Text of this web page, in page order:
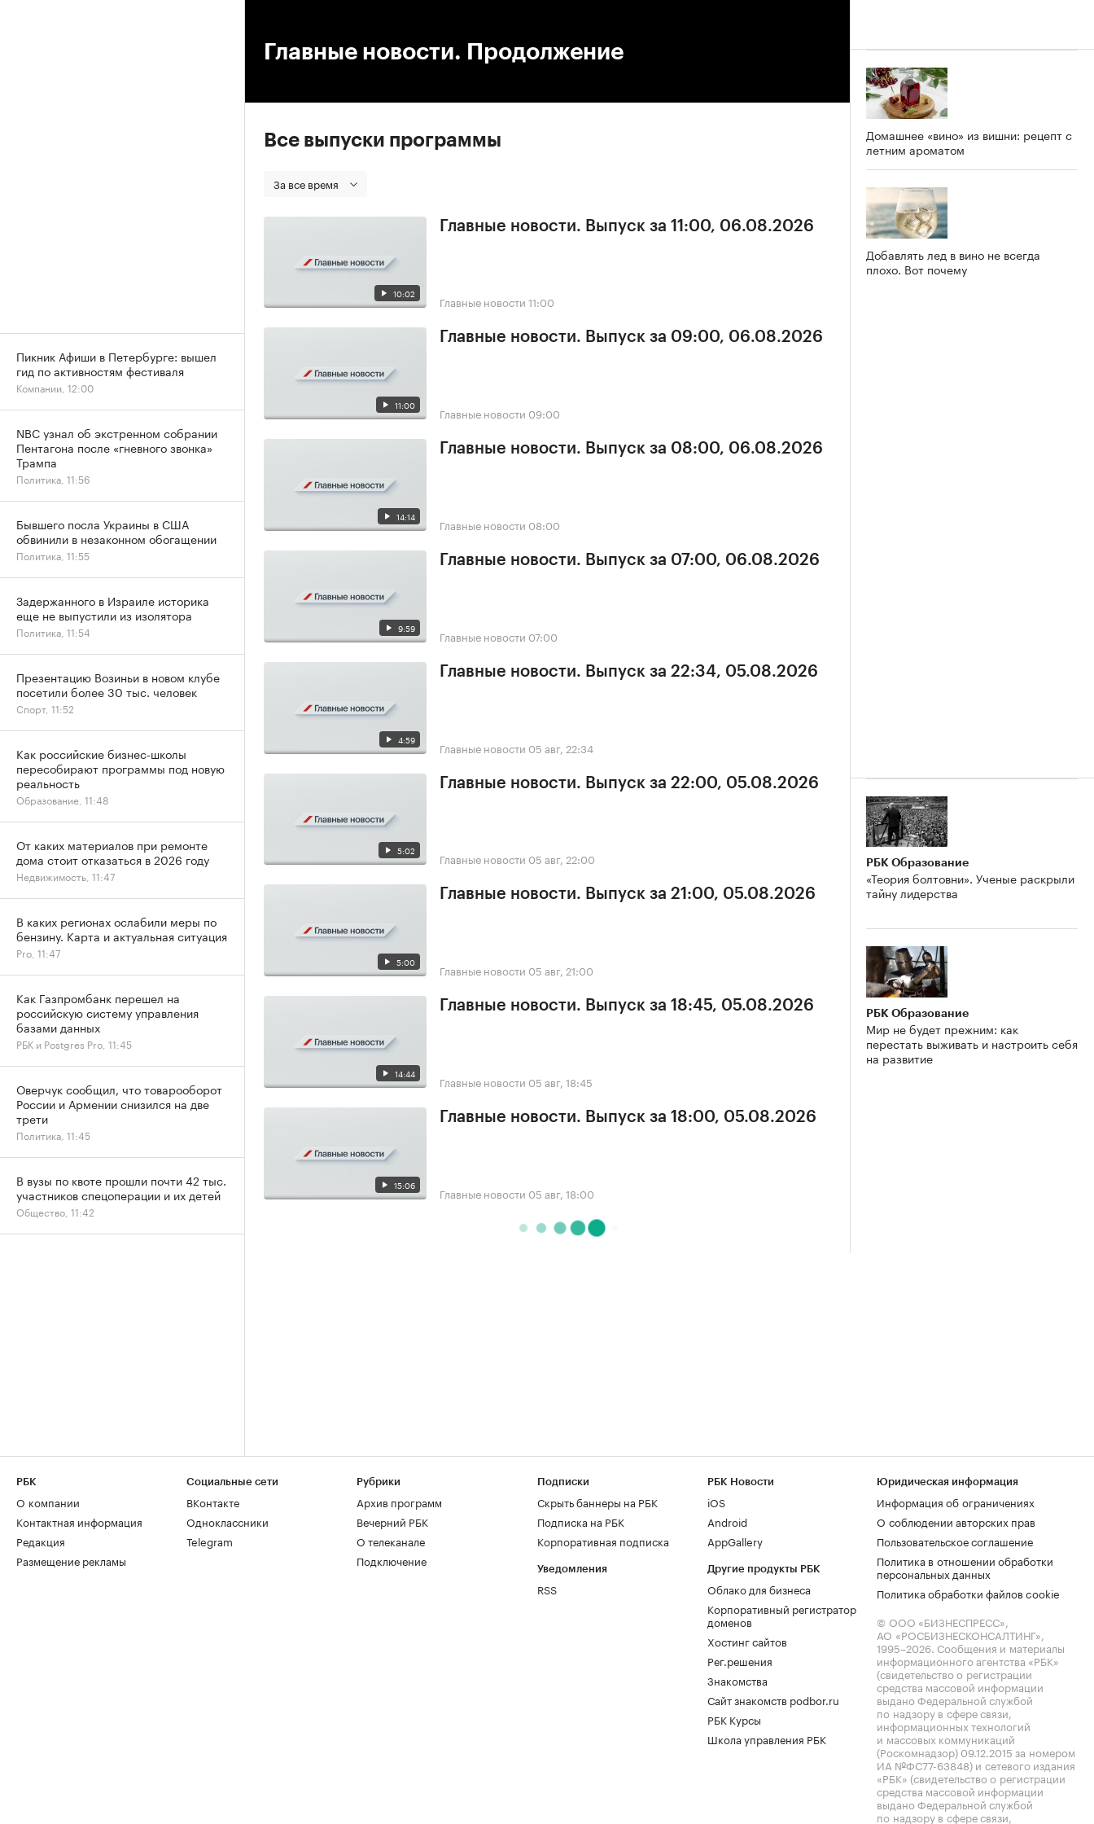
Главные новости. Продолжение
Все выпуски программы
За все время
10:02
Главные новости. Выпуск за 11:00, 06.08.2026
Главные новости 11:00
11:00
Главные новости. Выпуск за 09:00, 06.08.2026
Главные новости 09:00
14:14
Главные новости. Выпуск за 08:00, 06.08.2026
Главные новости 08:00
9:59
Главные новости. Выпуск за 07:00, 06.08.2026
Главные новости 07:00
4:59
Главные новости. Выпуск за 22:34, 05.08.2026
Главные новости 05 авг, 22:34
5:02
Главные новости. Выпуск за 22:00, 05.08.2026
Главные новости 05 авг, 22:00
5:00
Главные новости. Выпуск за 21:00, 05.08.2026
Главные новости 05 авг, 21:00
14:44
Главные новости. Выпуск за 18:45, 05.08.2026
Главные новости 05 авг, 18:45
15:06
Главные новости. Выпуск за 18:00, 05.08.2026
Главные новости 05 авг, 18:00
Домашнее «вино» из вишни: рецепт с
летним ароматом
Добавлять лед в вино не всегда
плохо. Вот почему
РБК Образование
«Теория болтовни». Ученые раскрыли
тайну лидерства
РБК Образование
Мир не будет прежним: как
перестать выживать и настроить себя
на развитие
Пикник Афиши в Петербурге: вышел
гид по активностям фестиваля
Компании, 12:00
NBC узнал об экстренном собрании
Пентагона после «гневного звонка»
Трампа
Политика, 11:56
Бывшего посла Украины в США
обвинили в незаконном обогащении
Политика, 11:55
Задержанного в Израиле историка
еще не выпустили из изолятора
Политика, 11:54
Презентацию Возиньи в новом клубе
посетили более 30 тыс. человек
Спорт, 11:52
Как российские бизнес-школы
пересобирают программы под новую
реальность
Образование, 11:48
От каких материалов при ремонте
дома стоит отказаться в 2026 году
Недвижимость, 11:47
В каких регионах ослабили меры по
бензину. Карта и актуальная ситуация
Pro, 11:47
Как Газпромбанк перешел на
российскую систему управления
базами данных
РБК и Postgres Pro, 11:45
Оверчук сообщил, что товарооборот
России и Армении снизился на две
трети
Политика, 11:45
В вузы по квоте прошли почти 42 тыс.
участников спецоперации и их детей
Общество, 11:42
РБК
О компании
Контактная информация
Редакция
Размещение рекламы
Социальные сети
ВКонтакте
Одноклассники
Telegram
Рубрики
Архив программ
Вечерний РБК
О телеканале
Подключение
Подписки
Скрыть баннеры на РБК
Подписка на РБК
Корпоративная подписка
Уведомления
RSS
РБК Новости
iOS
Android
AppGallery
Другие продукты РБК
Облако для бизнеса
Корпоративный регистратор
доменов
Хостинг сайтов
Рег.решения
Знакомства
Сайт знакомств podbor.ru
РБК Курсы
Школа управления РБК
Юридическая информация
Информация об ограничениях
О соблюдении авторских прав
Пользовательское соглашение
Политика в отношении обработки
персональных данных
Политика обработки файлов cookie
© ООО «БИЗНЕСПРЕСС»,
АО «РОСБИЗНЕСКОНСАЛТИНГ»,
1995–2026. Сообщения и материалы
информационного агентства «РБК»
(свидетельство о регистрации
средства массовой информации
выдано Федеральной службой
по надзору в сфере связи,
информационных технологий
и массовых коммуникаций
(Роскомнадзор) 09.12.2015 за номером
ИА №ФС77-63848) и сетевого издания
«РБК» (свидетельство о регистрации
средства массовой информации
выдано Федеральной службой
по надзору в сфере связи,